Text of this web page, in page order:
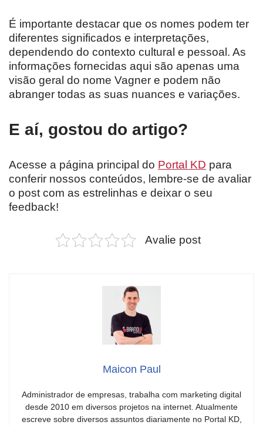
É importante destacar que os nomes podem ter
diferentes significados e interpretações,
dependendo do contexto cultural e pessoal. As
informações fornecidas aqui são apenas uma
visão geral do nome Vagner e podem não
abranger todas as suas nuances e variações.
E aí, gostou do artigo?
Acesse a página principal do Portal KD para
conferir nossos conteúdos, lembre-se de avaliar
o post com as estrelinhas e deixar o seu
feedback!
Avalie post
Maicon Paul
Administrador de empresas, trabalha com marketing digital
desde 2010 em diversos projetos na internet. Atualmente
escreve sobre diversos assuntos diariamente no Portal KD,